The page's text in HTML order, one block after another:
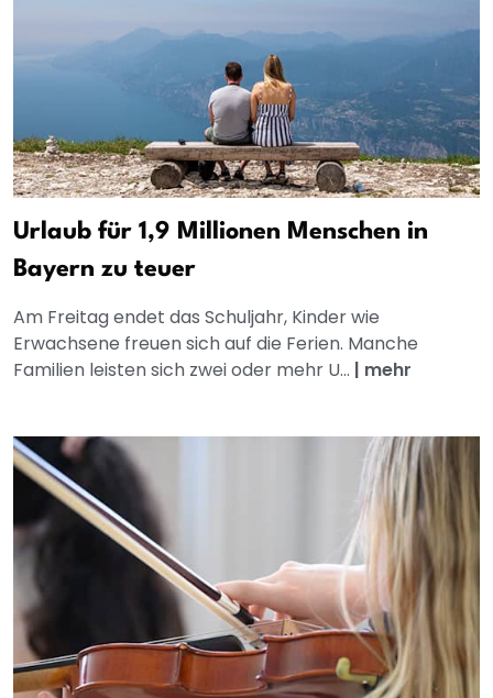
Urlaub für 1,9 Millionen Menschen in
Bayern zu teuer
Am Freitag endet das Schuljahr, Kinder wie
Erwachsene freuen sich auf die Ferien. Manche
Familien leisten sich zwei oder mehr U... | mehr